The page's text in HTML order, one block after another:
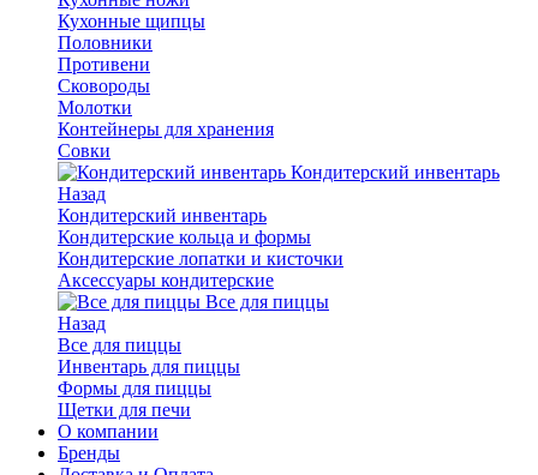
Кухонные щипцы
Половники
Противени
Сковороды
Молотки
Контейнеры для хранения
Совки
Кондитерский инвентарь
Назад
Кондитерский инвентарь
Кондитерские кольца и формы
Кондитерские лопатки и кисточки
Аксессуары кондитерские
Все для пиццы
Назад
Все для пиццы
Инвентарь для пиццы
Формы для пиццы
Щетки для печи
О компании
Бренды